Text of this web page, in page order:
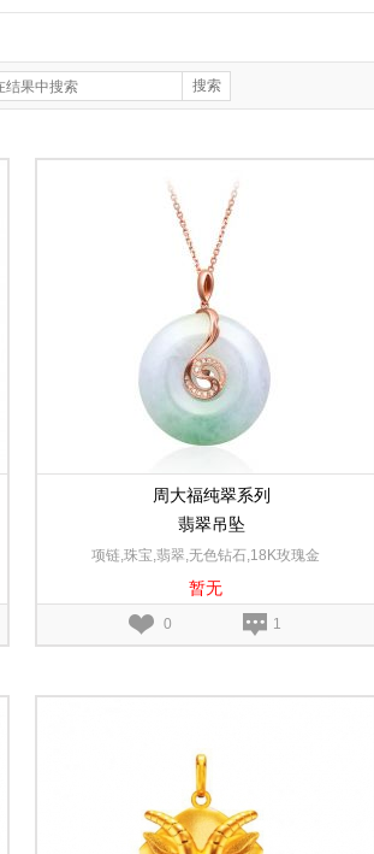
周大福纯翠系列
翡翠吊坠
项链,珠宝,翡翠,无色钻石,18K玫瑰金
暂无
0 1